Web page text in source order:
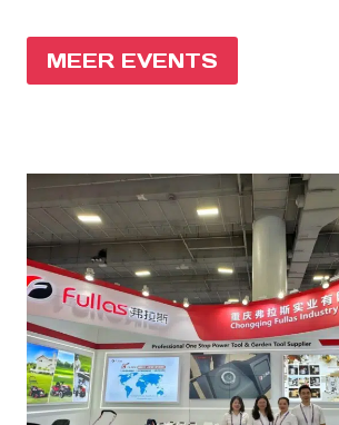
MEER EVENTS